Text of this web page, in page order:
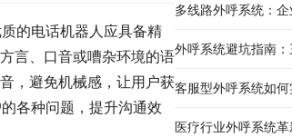
的电话机器人应具备精
言、口音或嘈杂环境的语
，避免机械感，让用户获
各种问题，提升沟通效
多线路外呼系统：
外呼系统避坑指南
客服型外呼系统如
医疗行业外呼系统